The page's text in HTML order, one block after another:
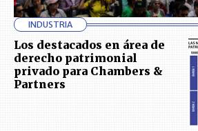
INDUSTRIA
Los destacados en área de
derecho patrimonial
privado para Chambers &
Partners